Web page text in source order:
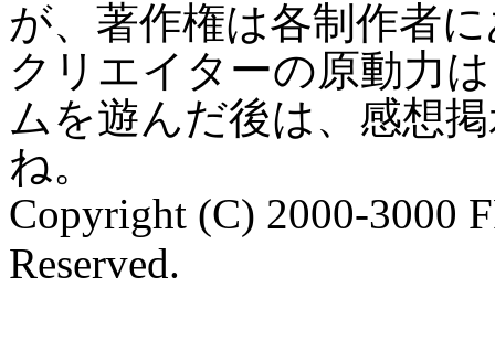
が、著作権は各制作者
クリエイターの原動力
ムを遊んだ後は、感想
ね。
Copyright (C) 2000-3000
Reserved.